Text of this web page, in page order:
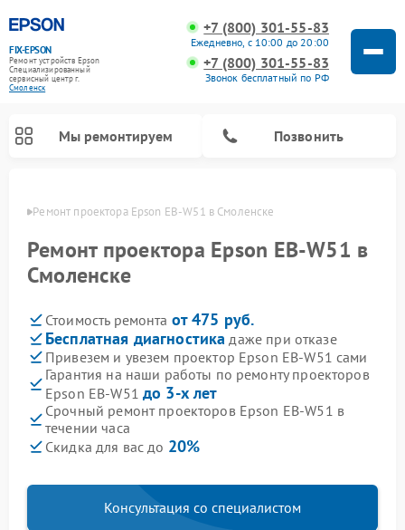
FIX-EPSON
Ремонт устройств Epson
Специализированный
cервисный центр г.
Смоленск
+7 (800) 301-55-83
Ежедневно, с 10:00 до 20:00
+7 (800) 301-55-83
Звонок бесплатный по РФ
Мы ремонтируем Позвонить
Ремонт проектора Epson EB-W51 в Смоленске
Ремонт проектора Epson EB-W51 в
Смоленске
Стоимость ремонта от 475 руб.
Бесплатная диагностика даже при отказе
Привезем и увезем проектор Epson EB-W51 сами
Гарантия на наши работы по ремонту проекторов
Epson EB-W51 до 3-х лет
Срочный ремонт проекторов Epson EB-W51 в
течении часа
Скидка для вас до 20%
Консультация со специалистом